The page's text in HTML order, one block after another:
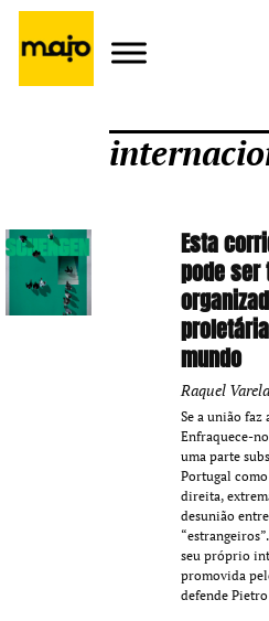
Esta
pode ser
mundo
Raquel
Se a união faz
Enfraquece-
uma parte
Portugal
direita,
desunião
seu próprio
promovida
defende